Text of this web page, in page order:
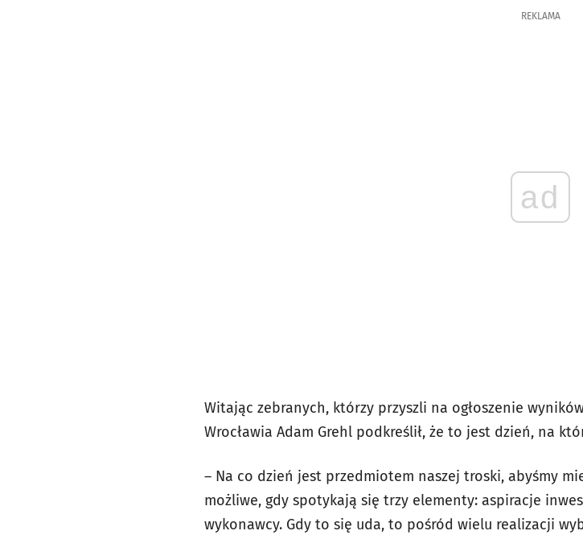
REKLAMA
ad
Witając zebranych, którzy przyszli na ogłoszenie
Wrocławia Adam Grehl podkreślił, że to jest dzień, na
– Na co dzień jest przedmiotem naszej troski, abyśmy
możliwe, gdy spotykają się trzy elementy: aspiracje
wykonawcy. Gdy to się uda, to pośród wielu realizacji